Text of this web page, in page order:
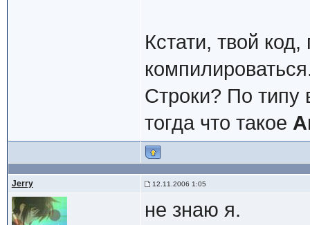
Кстати, твой
Строки? По
тогда что такое
Jerry 12.11.2006 1:05
не знаю я.